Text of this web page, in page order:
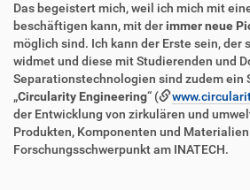
Das begeistert mich, weil ich mich mit
beschäftigen kann, mit derimmer neue
möglich sind. Ich kann der Erste sein, der
widmet und diese mit Studierenden und
Separationstechnologien sind zudem ein
„Circularity Engineering“ (
der Entwicklung von zirkulären und
Produkten, Komponenten und
Forschungsschwerpunkt am INATECH.